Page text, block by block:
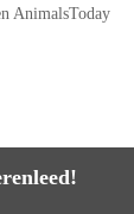
AnimalsToday